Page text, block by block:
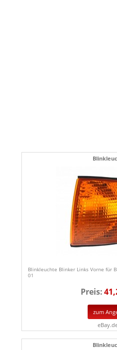
Blinkleuchte Blinker Links Vorne für
01
Preis:
zum